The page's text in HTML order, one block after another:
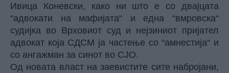
Ивица Коневски, како ни што е со двајцата
“адвокати на мафијата“ и една “вмровска“
судијка во Врховиот суд и нејзиниот пријател
адвокат која СДСМ ја частење со “амнестија“ и
со ангажман за синот во СЈО.
Од новата власт на заевистите сите набројани,